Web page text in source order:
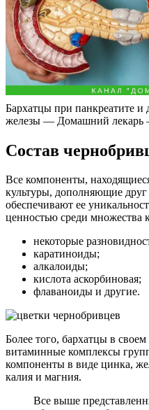
Бархатцы при панкреатите и
железы — Домашний
Состав
Все компоненты,
культуры, дополняющие
обеспечивают ее
ценностью среди множества
некоторые
каратиноиды;
алкалоиды;
кислота аскорбиновая;
флаваноиды и другие.
Более того, бархатцы в
витаминные комплексы
компоненты в виде цинка,
калия и магния.
Все выше